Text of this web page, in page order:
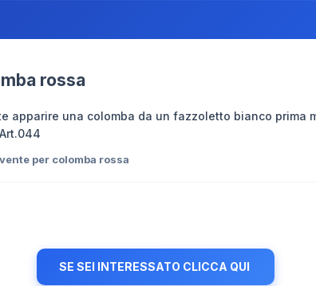
rossa
apparire una colomba da un fazzoletto bianco prima
per colomba rossa
SE SEI INTERESSATO CLICCA QUI